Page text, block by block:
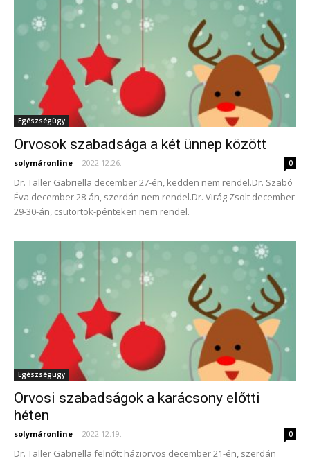
Egészségügy
Orvosok szabadsága a két ünnep között
solymáronline - 2022.12.26. 0
Dr. Taller Gabriella december 27-én, kedden nem rendel.Dr. Szabó
Éva december 28-án, szerdán nem rendel.Dr. Virág Zsolt december
29-30-án, csütörtök-pénteken nem rendel.
Egészségügy
Orvosi szabadságok a karácsony előtti
héten
solymáronline - 2022.12.19. 0
Dr. Taller Gabriella felnőtt háziorvos december 21-én, szerdán